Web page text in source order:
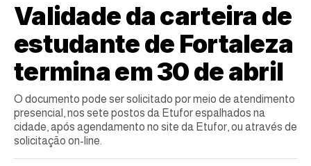
Validade da carteira de
estudante de Fortaleza
termina em 30 de abril
O documento pode ser solicitado por meio de atendimento
presencial, nos sete postos da Etufor espalhados na
cidade, após agendamento no site da Etufor, ou através de
solicitação on-line.